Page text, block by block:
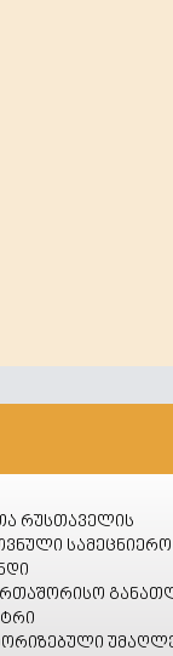
რუსთაველის
სამეცნიერო